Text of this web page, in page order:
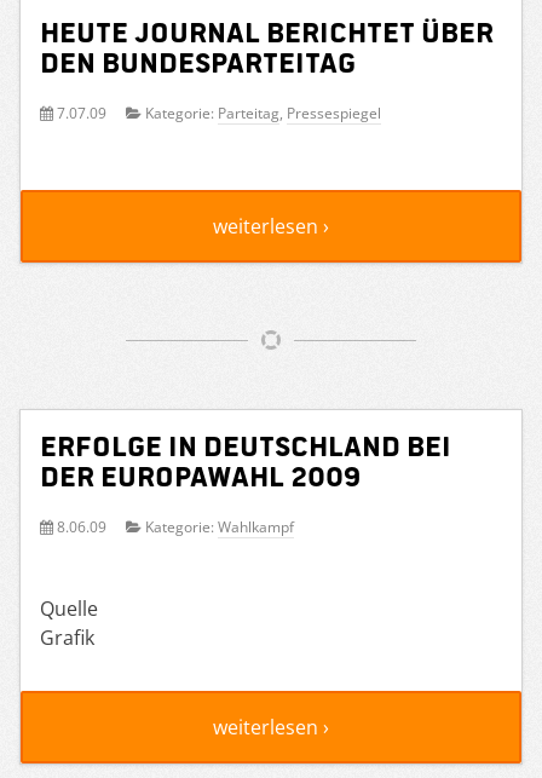
Heute Journal berichtet über
den Bundesparteitag
7.07.09 Kategorie: Parteitag, Pressespiegel
weiterlesen ›
Erfolge in Deutschland bei
der Europawahl 2009
8.06.09 Kategorie: Wahlkampf
Quelle
Grafik
weiterlesen ›